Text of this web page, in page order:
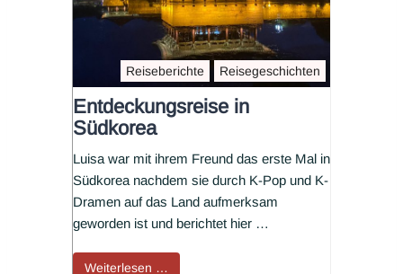
Reiseberichte Reisegeschichten
Entdeckungsreise in
Südkorea
Luisa war mit ihrem Freund das erste Mal in
Südkorea nachdem sie durch K-Pop und K-
Dramen auf das Land aufmerksam
geworden ist und berichtet hier …
Weiterlesen …